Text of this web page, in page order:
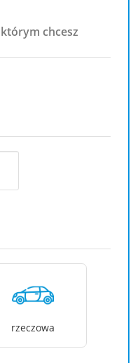
chcesz
rzeczowa